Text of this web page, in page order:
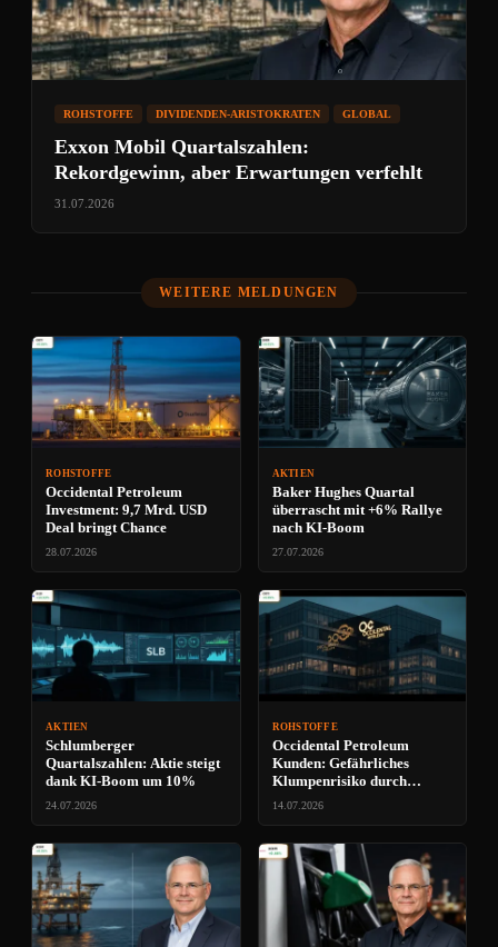
ROHSTOFFE DIVIDENDEN-ARISTOKRATEN GLOBAL
Exxon Mobil Quartalszahlen:
Rekordgewinn, aber Erwartungen verfehlt
31.07.2026
WEITERE MELDUNGEN
ROHSTOFFE
Occidental Petroleum
Investment: 9,7 Mrd. USD
Deal bringt Chance
28.07.2026
AKTIEN
Baker Hughes Quartal
überrascht mit +6% Rallye
nach KI-Boom
27.07.2026
AKTIEN
Schlumberger
Quartalszahlen: Aktie steigt
dank KI-Boom um 10%
24.07.2026
ROHSTOFFE
Occidental Petroleum
Kunden: Gefährliches
Klumpenrisiko durch
Großabnehmer?
14.07.2026